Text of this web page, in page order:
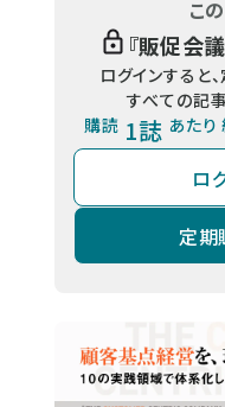
こ
『販促会議
ログインすると
すべての記
購読 1誌 あたり
ロ
定期